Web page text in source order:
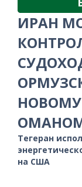
ИРАН
Тегеран
на США